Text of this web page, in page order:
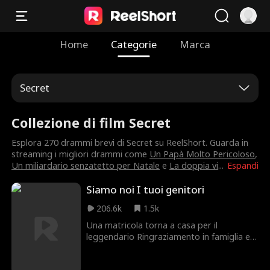
Home Categorie Marca
Secret
Collezione di film Secret
Espandi
Esplora 270 drammi brevi di Secret su ReelShort. Guarda in
streaming i migliori drammi come Un Papà Molto Pericoloso,
Un miliardario senzatetto per Natale e La doppia vi...
Siamo noi I tuoi genitori
206.6k
1.5k
Una matricola torna a casa per il
leggendario Ringraziamento in famiglia e